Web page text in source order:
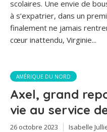
scolaires. Une envie de
à s’expatrier, dans un
finalement ne jamais
cœur inattendu, Virginie...
AMÉRIQUE DU NORD
Axel, grand
vie au service
26 octobre 2023 Isabelle